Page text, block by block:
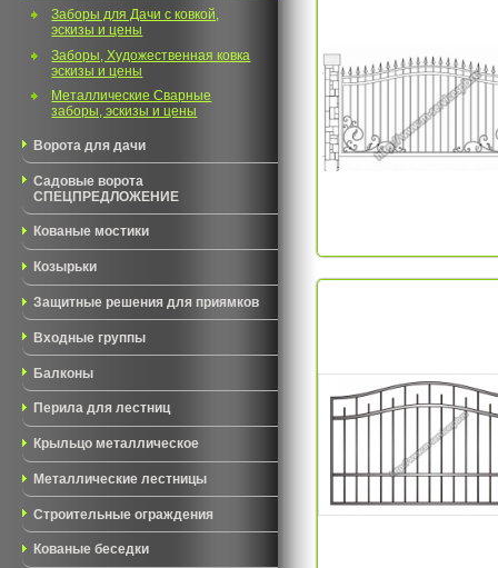
Заборы для Дачи с ковкой,
эскизы и цены
Заборы, Художественная ковка
эскизы и цены
Металлические Сварные
заборы, эскизы и цены
Ворота для дачи
Садовые ворота
СПЕЦПРЕДЛОЖЕНИЕ
Кованые мостики
Козырьки
Защитные решения для приямков
Входные группы
Балконы
Перила для лестниц
Крыльцо металлическое
Металлические лестницы
Строительные ограждения
Кованые беседки